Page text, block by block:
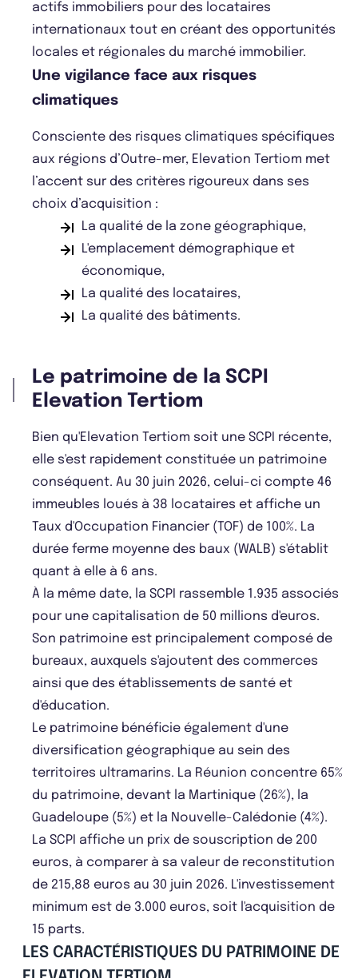
actifs immobiliers pour des locataires
internationaux tout en créant des opportunités
locales et régionales du marché immobilier.
Une vigilance face aux risques
climatiques
Consciente des risques climatiques spécifiques
aux régions d’Outre-mer, Elevation Tertiom met
l’accent sur des critères rigoureux dans ses
choix d’acquisition :
La qualité de la zone géographique,
L'emplacement démographique et
économique,
La qualité des locataires,
La qualité des bâtiments.
Le patrimoine de la SCPI
Elevation Tertiom
Bien qu'Elevation Tertiom soit une SCPI récente,
elle s'est rapidement constituée un patrimoine
conséquent. Au 30 juin 2026, celui-ci compte 46
immeubles loués à 38 locataires et affiche un
Taux d'Occupation Financier (TOF) de 100%. La
durée ferme moyenne des baux (WALB) s'établit
quant à elle à 6 ans.
À la même date, la SCPI rassemble 1.935 associés
pour une capitalisation de 50 millions d'euros.
Son patrimoine est principalement composé de
bureaux, auxquels s'ajoutent des commerces
ainsi que des établissements de santé et
d'éducation.
Le patrimoine bénéficie également d'une
diversification géographique au sein des
territoires ultramarins. La Réunion concentre 65%
du patrimoine, devant la Martinique (26%), la
Guadeloupe (5%) et la Nouvelle-Calédonie (4%).
La SCPI affiche un prix de souscription de 200
euros, à comparer à sa valeur de reconstitution
de 215,88 euros au 30 juin 2026. L'investissement
minimum est de 3.000 euros, soit l'acquisition de
15 parts.
LES CARACTÉRISTIQUES DU PATRIMOINE DE